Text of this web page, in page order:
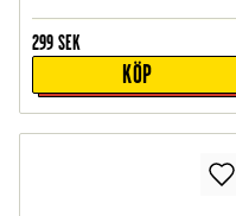
299 SEK
KÖP